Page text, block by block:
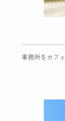
事務所をカフ